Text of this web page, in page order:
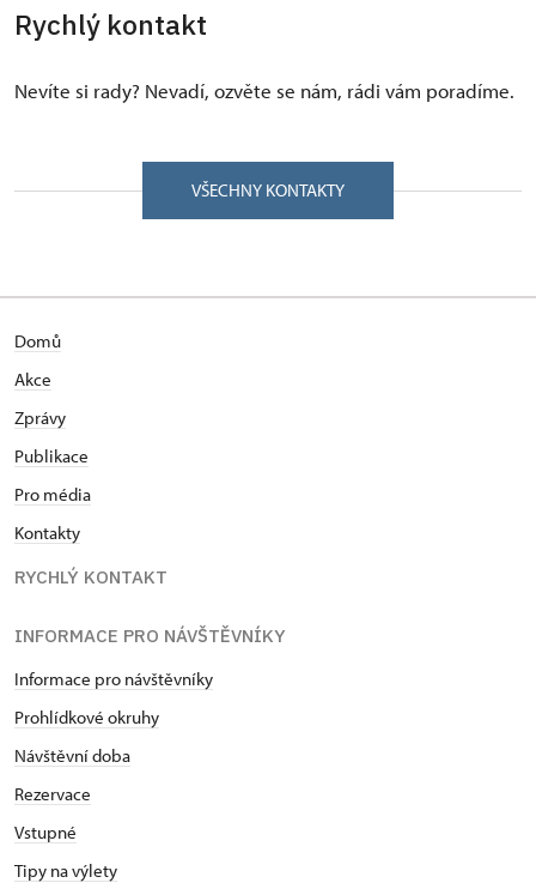
Rychlý kontakt
Nevíte si rady? Nevadí, ozvěte se nám, rádi vám poradíme.
VŠECHNY KONTAKTY
Domů
Akce
Zprávy
Publikace
Pro média
Kontakty
RYCHLÝ KONTAKT
INFORMACE PRO NÁVŠTĚVNÍKY
Informace pro návštěvníky
Prohlídkové okruhy
Návštěvní doba
Rezervace
Vstupné
Tipy na výlety